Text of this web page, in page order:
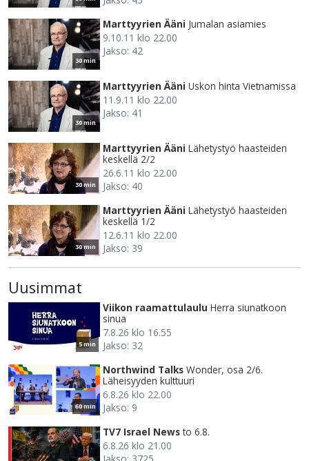
30 min
Marttyyrien Ääni Jumalan asiamies
9.10.11 klo 22.00
Jakso: 42
30 min
Marttyyrien Ääni Uskon hinta Vietnamissa
11.9.11 klo 22.00
Jakso: 41
30 min
Marttyyrien Ääni Lähetystyö haasteiden
keskellä 2/2
26.6.11 klo 22.00
Jakso: 40
30 min
Marttyyrien Ääni Lähetystyö haasteiden
keskellä 1/2
12.6.11 klo 22.00
Jakso: 39
Uusimmat
5 min
Viikon raamattulaulu Herra siunatkoon
sinua
7.8.26 klo 16.55
Jakso: 32
60 min
Northwind Talks Wonder, osa 2/6.
Läheisyyden kulttuuri
6.8.26 klo 22.00
Jakso: 9
TV7 Israel News to 6.8.
6.8.26 klo 21.00